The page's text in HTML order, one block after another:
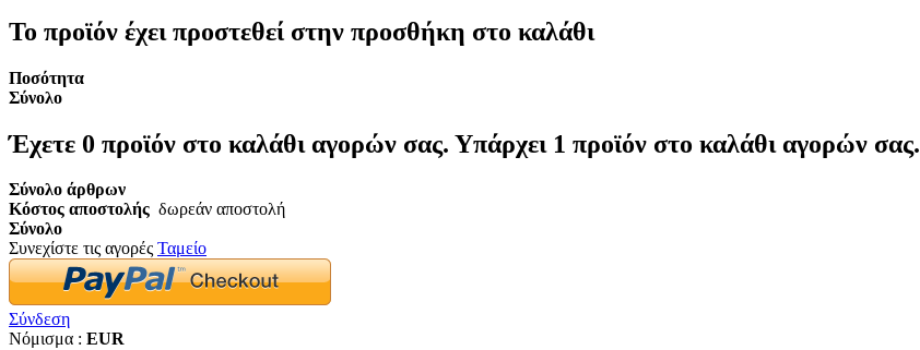
Το προϊόν έχει προστεθεί στην προσθήκη στο καλάθι
Ποσότητα
Σύνολο
Έχετε 0 προϊόν στο καλάθι αγορών σας. Υπάρχει 1 προϊόν στο καλάθι αγορών σας.
Σύνολο άρθρων
Κόστος αποστολής δωρεάν αποστολή
Σύνολο
Συνεχίστε τις αγορές Ταμείο
Σύνδεση
Νόμισμα : EUR